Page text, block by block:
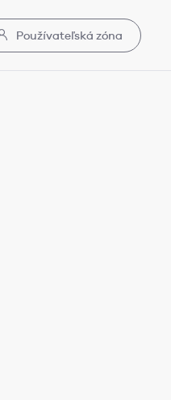
Používateľská zóna